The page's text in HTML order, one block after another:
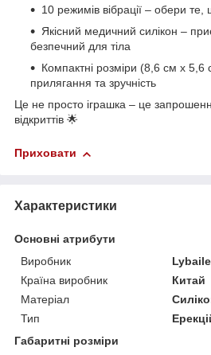
10 режимів вібрації – обери
Якісний медичний силікон –
безпечний для тіла
Компактні розміри (8,6 см х 5,6
прилягання та зручність
Це не просто іграшка – це
відкриттів 🌟
Приховати
Характеристики
Основні атрибути
Виробник
Lybaile
Країна виробник
Китай
Матеріал
Тип
Габаритні розміри